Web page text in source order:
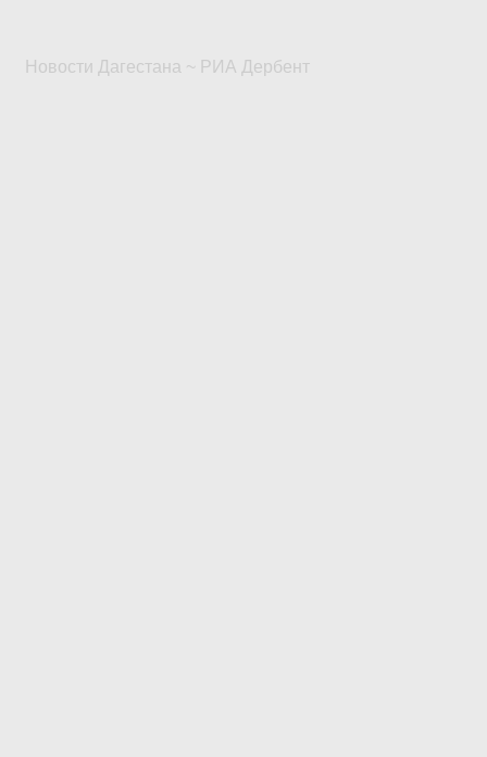
Новости Дагестана ~ РИА Дербент